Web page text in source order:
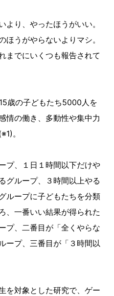
より、やったほうがいい。
ほうがやらないよりマシ。
までにいくつも報告されて
歳の子どもたち5000人を
情の働き、多動性や集中力
。
プ、１日１時間以下だけや
グループ、３時間以上やる
ループに子どもたちを分類
、一番いい結果が得られた
プ、二番目が「全くやらな
ープ、三番目が「３時間以
を対象とした研究で、ゲー